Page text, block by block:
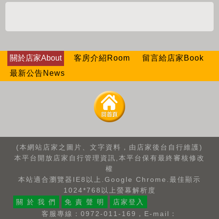
關於店家About 客房介紹Room
留言給店家Book
最新公告News
(本網站店家之圖片、文字資料，由店家後台自行維護)
本平台開放店家自行管理資訊,本平台保有最終審核修改
權
本站適合瀏覽器IE8以上.Google Chrome.最佳顯示
1024*768以上螢幕解析度
關 於 我 們
免 責 聲 明
店家登入
客服專線：0972-011-169，E-mail：